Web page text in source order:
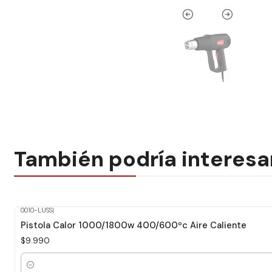
También podría
0010-LUSS
Pistola Calor 1000/1800w 400/600ºc Aire Caliente
$9.990